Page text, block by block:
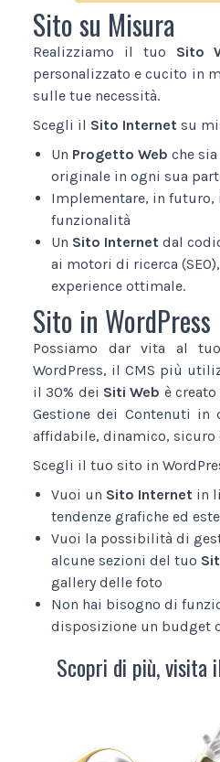
Sito su Misura
Realizziamo il tuo Sito
personalizzato e cucito in
sulle tue necessità.
Scegli il Sito Internet su
Un Progetto Web che
originale in ogni sua
Implementare, in futuro,
funzionalità
Un Sito Internet dal
ai motori di ricerca
experience ottimale.
Sito in WordPress
Possiamo dar vita al
WordPress, il CMS più
il 30% dei Siti Web è
Gestione dei Contenuti
affidabile, dinamico, sicuro
Scegli il tuo sito in
Vuoi un Sito Internet in
tendenze grafiche ed
Vuoi la possibilità di
alcune sezioni del tuo
gallery delle foto
Non hai bisogno di
disposizione un budget
Scopri di più, visita